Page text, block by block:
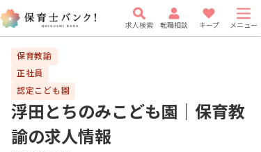
求人検索 転職相談 キープ メニュー
保育教諭
正社員
認定こども園
浮田とちのみこども園｜保育教
諭の求人情報